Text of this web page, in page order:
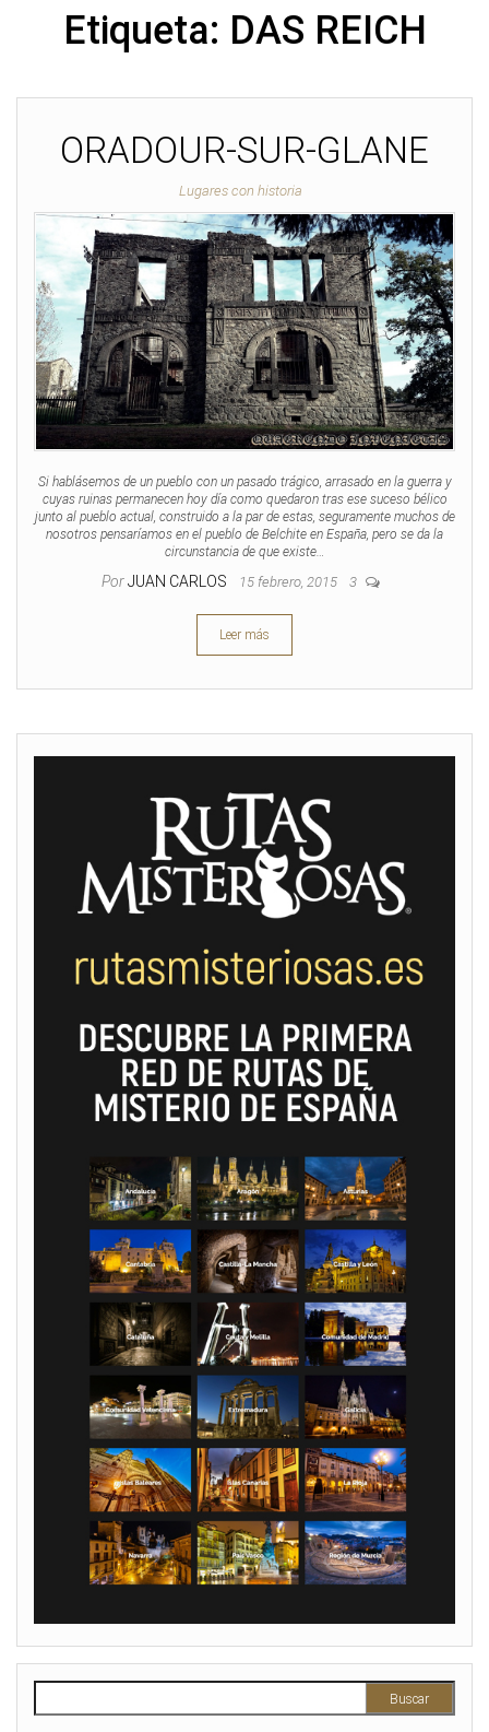
Etiqueta: DAS REICH
ORADOUR-SUR-GLANE
Lugares con historia
Si hablásemos de un pueblo con un pasado trágico, arrasado en la guerra y
cuyas ruinas permanecen hoy día como quedaron tras ese suceso bélico
junto al pueblo actual, construido a la par de estas, seguramente muchos de
nosotros pensaríamos en el pueblo de Belchite en España, pero se da la
circunstancia de que existe…
Por JUAN CARLOS 15 febrero, 2015 3
Leer más